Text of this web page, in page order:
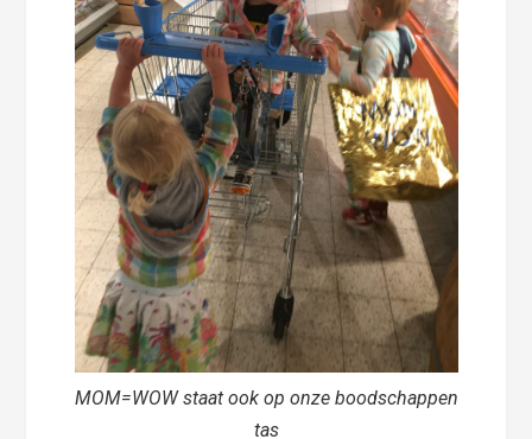
MOM=WOW staat ook op onze boodschappen
tas